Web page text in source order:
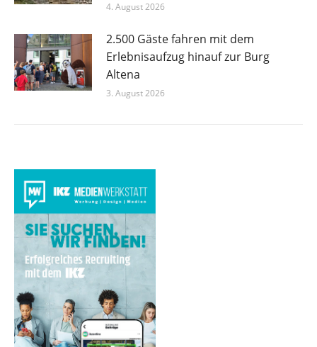
4. August 2026
2.500 Gäste fahren mit dem
Erlebnisaufzug hinauf zur Burg
Altena
3. August 2026